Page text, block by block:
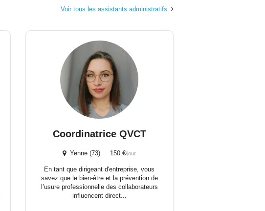
Voir tous les assistants administratifs
Coordinatrice QVCT
Yenne (73) 150 €/jour
En tant que dirigeant d'entreprise, vous
savez que le bien-être et la prévention de
l’usure professionnelle des collaborateurs
influencent direct...